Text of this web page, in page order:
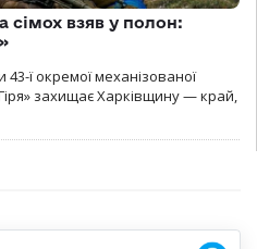
сімох взяв у полон:
ї окремої механізованої
захищає Харківщину — край,